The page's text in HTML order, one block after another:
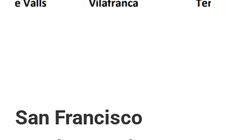
San Francisco